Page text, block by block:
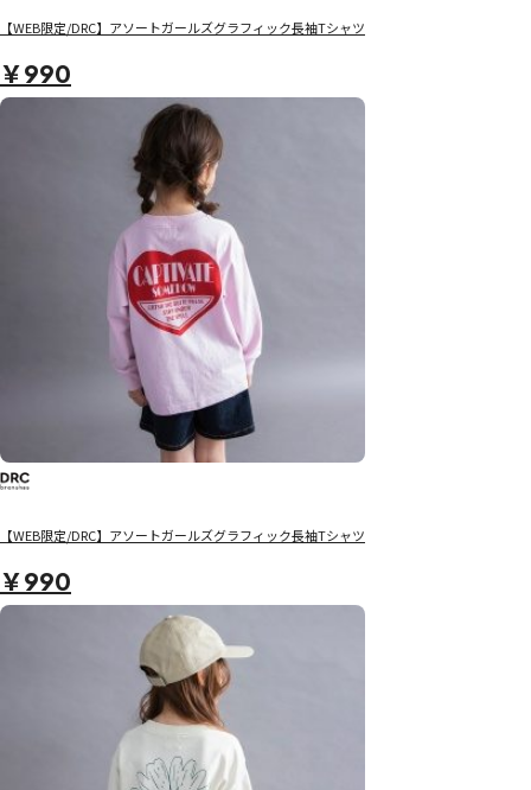
【WEB限定/DRC】アソートガールズグラフィック長袖Tシャツ
￥990
【WEB限定/DRC】アソートガールズグラフィック長袖Tシャツ
￥990